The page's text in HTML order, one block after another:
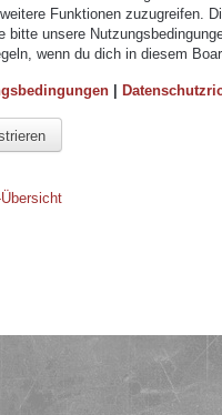
Funktionen zuzugreifen.
bitte unsere
wenn du dich in diesem
|